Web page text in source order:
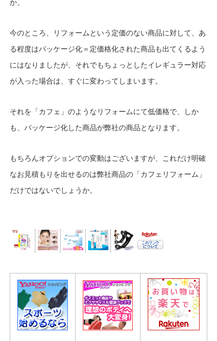
か。
今のところ、リフォームという定価のない商品に対して、あ
る程度はパッケージ化＝定価格化された商品も出てくるよう
にはなりましたが、それでもちょっとしたイレギュラー対応
が入った場合は、すぐに変わってしまいます。
それを「カフェ」のようなリフォームにて低価格で、しか
も、パッケージ化した商品が弊社の商品となります。
もちろんオプションでの変動はございますが、これだけ明確
なお見積もりを出せるのは弊社商品の「カフェリフォーム」
だけではないでしょうか。